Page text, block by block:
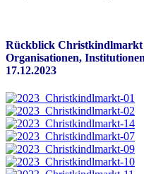
Rückblick Christkindlmarkt
Organisationen,
17.12.2023